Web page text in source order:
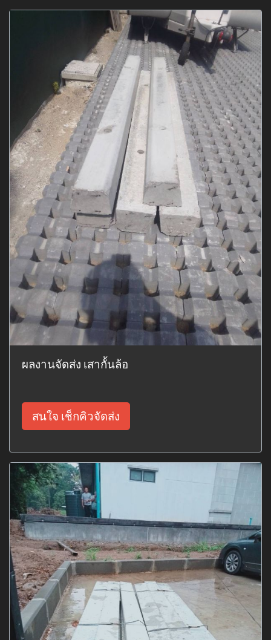
ผลงานจัดส่ง เสากั้นล้อ
สนใจ เช็กคิวจัดส่ง